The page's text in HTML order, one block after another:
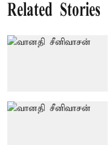
Related Stories